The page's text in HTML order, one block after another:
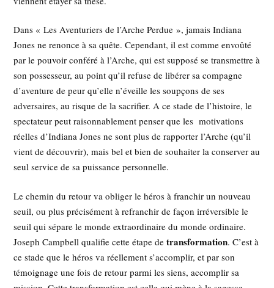
Dans « Les Aventuriers de l’Arche Perdue », jamais Indiana
Jones ne renonce à sa quête. Cependant, il est comme envoûté
par le pouvoir conféré à l’Arche, qui est supposé se transmettre à
son possesseur, au point qu’il refuse de libérer sa compagne
d’aventure de peur qu’elle n’éveille les soupçons de ses
adversaires, au risque de la sacrifier. A ce stade de l’histoire, le
spectateur peut raisonnablement penser que les motivations
réelles d’Indiana Jones ne sont plus de rapporter l’Arche (qu’il
vient de découvrir), mais bel et bien de souhaiter la conserver au
seul service de sa puissance personnelle.
Le chemin du retour va obliger le héros à franchir un nouveau
seuil, ou plus précisément à refranchir de façon irréversible le
seuil qui sépare le monde extraordinaire du monde ordinaire.
Joseph Campbell qualifie cette étape detransformation. C’est à
ce stade que le héros va réellement s’accomplir, et par son
témoignage une fois de retour parmi les siens, accomplir sa